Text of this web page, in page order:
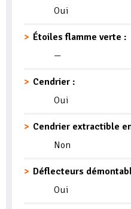
Oui
Étoiles flamme verte :
—
Cendrier :
Oui
Cendrier extractible
Non
Déflecteurs
Oui